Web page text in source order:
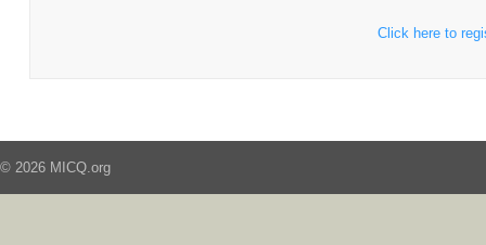
Click here to
© 2026 MICQ.org